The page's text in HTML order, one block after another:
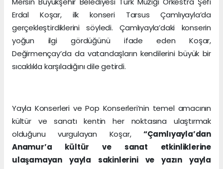
Erdal Koşar, ilk konseri Tarsus Çamlıyayla’da
gerçekleştirdiklerini söyledi. Çamlıyayla’daki konserin
yoğun ilgi gördüğünü ifade eden Koşar,
Değirmençay’da da vatandaşların kendilerini büyük bir
sıcaklıkla karşıladığını dile getirdi.
Yayla Konserleri ve Pop Konserleri’nin temel amacının
kültür ve sanatı kentin her noktasına ulaştırmak
olduğunu vurgulayan Koşar, “Çamlıyayla’dan
Anamur’a kültür ve sanat etkinliklerine
ulaşamayan yayla sakinlerini ve yazın yayla